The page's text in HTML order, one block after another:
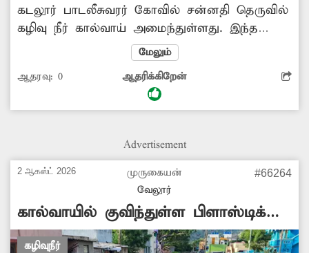
கடலூர் பாடலீசுவரர் கோவில் சன்னதி தெருவில்
கழிவு நீர் கால்வாய் அமைந்துள்ளது. இந்த
கால்வாயை சுத்தம் செய்யும் மாநாகராட்சி
தொழிலாளர்கள், குப்பை கழிவுகளை முறையாக
அகற்றாமல் கால்வாய் ஒட்டிய பகுதியிலேயே
குவித்து வைத்து சென்றுவிடுகிறார்கள். இதனால்
விழுந்து, தண்ணீர் ஓடுவதற்கு தடையை
சுகாதார சீர்கேடு ஏற்பட்டு வருகிறது. எனவே
கழிவுநீர் கால்வாயை அகற்றும் போது,
முழுமையாக அகற்றுவதடன், கழிவுகளையும்
அந்த பகுதியில் இருந்து...
மேலும்
ஆதரவு: 0 ஆதரிக்கிறேன்
Advertisement
2 ஆகஸ்ட் 2026
முருகையன்
வேலூர்
#66264
கால்வாயில் குவிந்துள்ள பிளாஸ்டிக்
கழிவுகள்
கழிவுநீர்